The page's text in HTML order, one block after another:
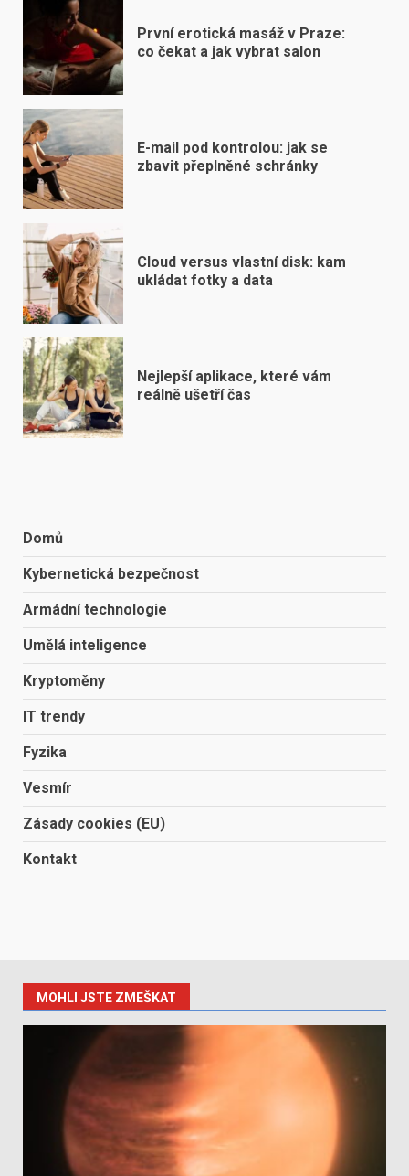
První erotická masáž v Praze:
co čekat a jak vybrat salon
E-mail pod kontrolou: jak se
zbavit přeplněné schránky
Cloud versus vlastní disk: kam
ukládat fotky a data
Nejlepší aplikace, které vám
reálně ušetří čas
Domů
Kybernetická bezpečnost
Armádní technologie
Umělá inteligence
Kryptoměny
IT trendy
Fyzika
Vesmír
Zásady cookies (EU)
Kontakt
MOHLI JSTE ZMEŠKAT